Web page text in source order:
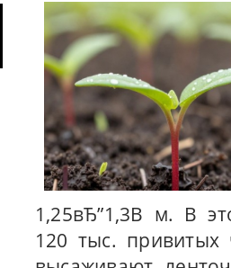
1,25вЂ”1,3В м. В
120 тыс. привитых